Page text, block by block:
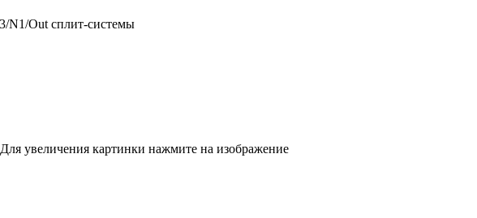
Для увеличения картинки нажмите на изображение